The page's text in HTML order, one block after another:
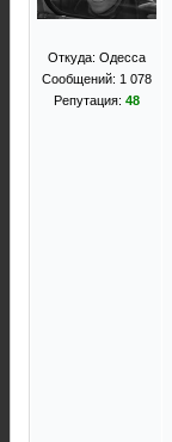
Откуда: Одесса
Сообщений: 1 078
Репутация: 48